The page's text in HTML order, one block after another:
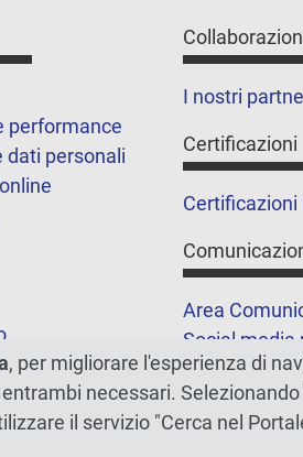
performance
dati personali
di
I nostri
Certificazioni
Certificazioni
Area
Social media
Podcast
5xmille
, per migliorare l'esperienza di
necessari. Selezionando
il servizio "Cerca nel